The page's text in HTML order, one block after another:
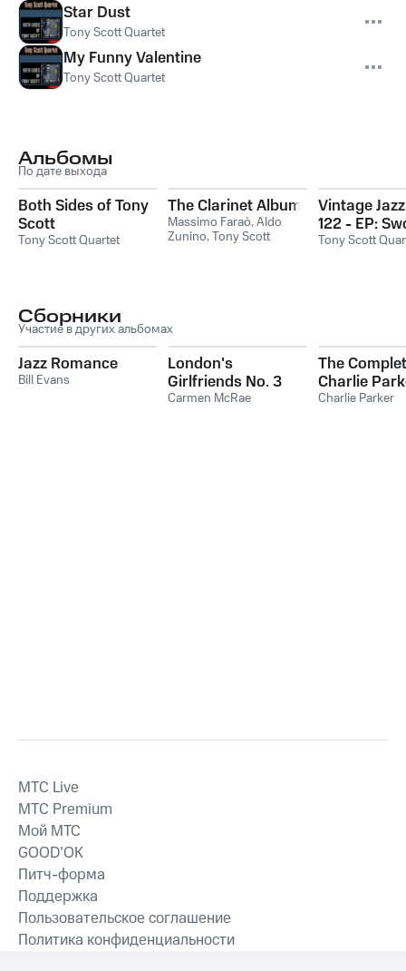
Star Dust
Tony Scott Quartet
My Funny Valentine
Tony Scott Quartet
Альбомы
По дате выхода
Both Sides of Tony
Scott
Tony Scott Quartet
The Clarinet Album
Massimo Faraò,Aldo
Zunino,Tony Scott
Vintage
122 - EP:
Patootie
Tony Scott
Сборники
Участие в других альбомах
Jazz Romance
Bill Evans
London's
Girlfriends No. 3
Carmen McRae
The
Charlie
8: Laura
Charlie Parker
MTС Live
MTС Premium
Мой МТС
GOOD’OK
Питч-форма
Поддержка
Пользовательское соглашение
Политика конфиденциальности